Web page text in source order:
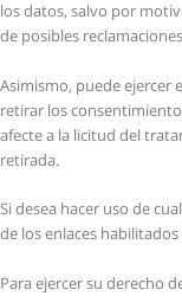
los datos, salvo por
de posibles
Asimismo, puede ejercer
retirar los
afecte a la licitud del
retirada.
Si desea hacer uso de
de los enlaces
Para ejercer su derecho